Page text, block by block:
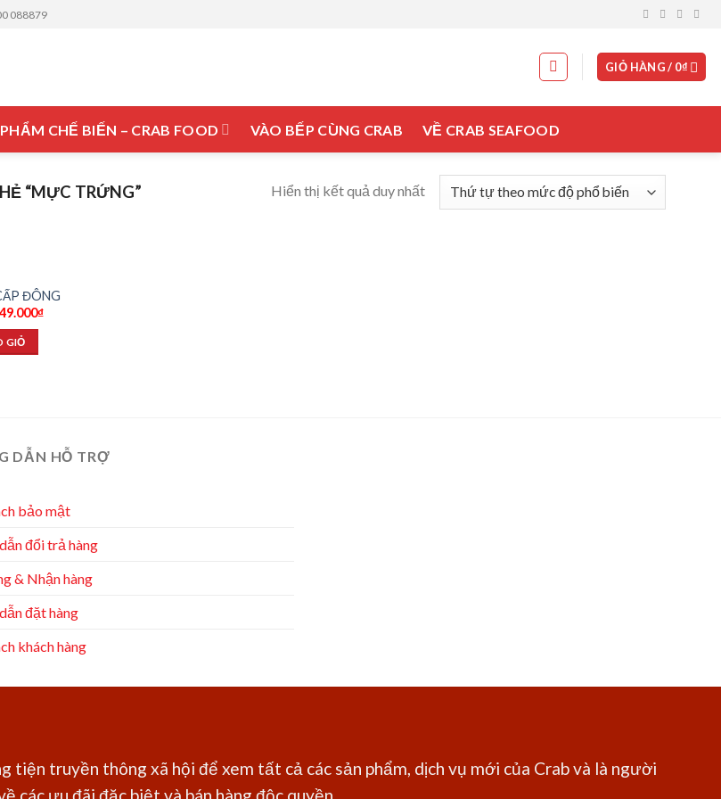
088879
GIỎ HÀNG / 0₫
CHẾ BIẾN – CRAB FOOD VÀO BẾP CÙNG CRAB VỀ CRAB SEAFOOD
“MỰC TRỨNG” Hiển thị kết quả duy nhất
ĐÔNG
₫
GIỎ
DẪN HỖ TRỢ
bảo mật
đổi trả hàng
& Nhận hàng
đặt hàng
khách hàng
truyền thông xã hội để xem tất cả các sản phẩm, dịch vụ mới của Crab và là người
các ưu đãi đặc biệt và bán hàng độc quyền ...